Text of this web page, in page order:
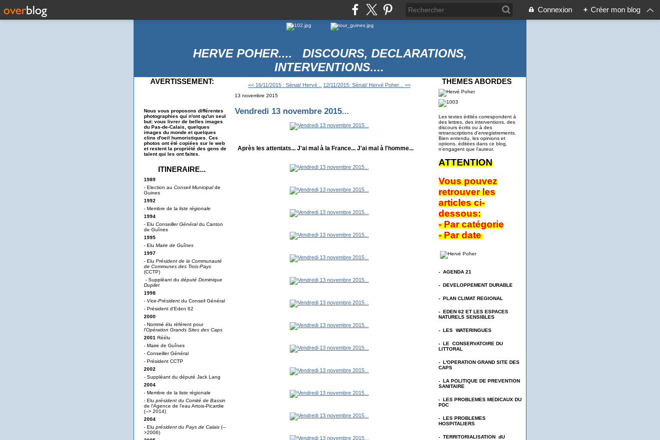
Connexion + Créer mon blog
HERVE POHER.... DISCOURS, DECLARATIONS,
INTERVENTIONS....
AVERTISSEMENT:
Nous vous proposons différentes
photographies qui n'ont qu'un seul
but: vous livrer de belles images
du Pas-de-Calais, quelques
images du monde et quelques
clins d'oeil humoristiques. Ces
photos ont été copiées sur le web
et restent la propriété des gens de
talent qui les ont faites.
ITINERAIRE...
1989
- Election au Conseil Municipalde
Guines
1992
- Membre de la liste régionale
1994
- Elu Conseiller Généraldu Canton
de Guînes
1995
- Elu Maire de Guînes
1997
- Elu Président de la Communauté
de Communes des Trois-Pays
(CCTP)
- Suppléant du député Dominique
Dupilet
1998
- Vice-Président du Conseil Général
- Président d'Eden 62
2000
- Nommé élu référent pour
l'Opération Grands Sites des Caps
2001 Réélu
- Maire de Guînes
- Conseiller Général
- Président CCTP
2002
- Suppléant du député Jack Lang
2004
- Membre de la liste régionale
- Elu président du Comité de Bassin
de l'Agence de l'eau Artois-Picardie
(--> 2014)
2004
- Elu président du Pays de Calais (--
>2006)
<< 16/11/2015 : Sénat/ Hervé... 12/11/2015: Sénat/ Hervé Poher... >>
13 novembre 2015
Vendredi 13 novembre 2015...
Après les attentats... J'ai mal à la France... J'ai mal à l'homme...
THEMES ABORDES
Les textes édités correspondent à
des lettres, des interventions, des
discours écrits ou à des
retranscriptions d'enregistrements.
Bien entendu, les opinions et
options, éditées dans ce blog,
n'engagent que l'auteur.
ATTENTION
Vous pouvez
retrouver les
articles ci-
dessous:
- Par catégorie
- Par date
- AGENDA 21
- DEVELOPPEMENT DURABLE
- PLAN CLIMAT REGIONAL
- EDEN 62 ET LES ESPACES
NATURELS SENSIBLES
- LES WATERINGUES
- LE CONSERVATOIRE DU
LITTORAL
- L'OPERATION GRAND SITE DES
CAPS
- LA POLITIQUE DE PREVENTION
SANITAIRE
- LES PROBLEMES MEDICAUX DU
PDC
- LES PROBLEMES
HOSPITALIERS
- TERRITORIALISATION dU